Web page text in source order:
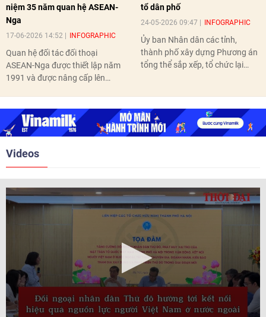
niệm 35 năm quan hệ ASEAN-
Nga
17-06-2026 14:52 INFOGRAPHIC
Quan hệ đối tác đối thoại
ASEAN-Nga được thiết lập năm
1991 và được nâng cấp lên
nghị Cấp cao vào các năm 2005,
2010, 2016, 2018, 2021.
tổ dân phố
24-05-2026 09:47 INFOGRAPHIC
Ủy ban Nhân dân các tỉnh,
thành phố xây dựng Phương án
tổng thể sắp xếp, tổ chức lại
Videos